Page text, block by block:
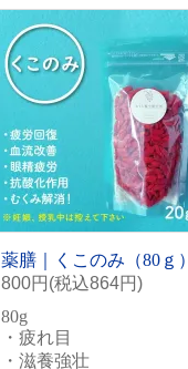
薬膳｜くこのみ（80ｇ）
800円(税込864円)
80g
・疲れ目
・滋養強壮